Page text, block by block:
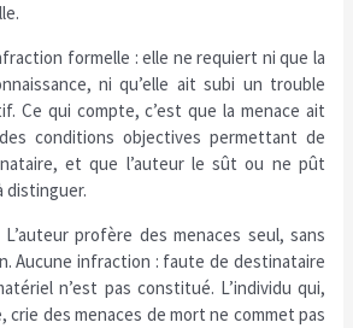
formelle : elle ne requiert ni que la
ni qu’elle ait subi un trouble
Ce qui compte, c’est que la menace ait
conditions objectives permettant de
et que l’auteur le sût ou ne pût
distinguer.
L’auteur profère des menaces seul, sans
Aucune infraction : faute de destinataire
n’est pas constitué. L’individu qui,
crie des menaces de mort ne commet pas